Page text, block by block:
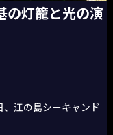
灯籠と光の演
江の島シーキャンド